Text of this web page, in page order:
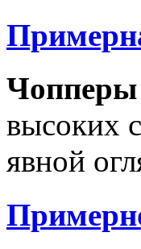
Чопперы
высоких
явной